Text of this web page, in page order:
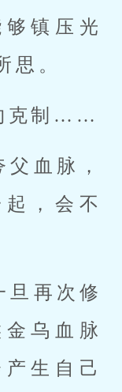
镇压光
思。
克制……
父血脉，
，会不
旦再次修
乌血脉
生自己